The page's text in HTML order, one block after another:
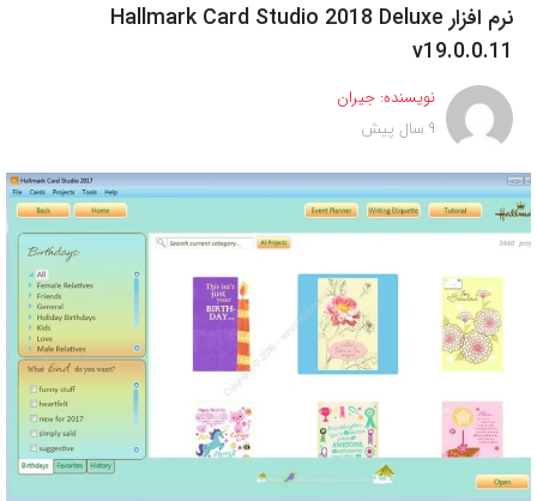
نرم افزار Hallmark Card Studio 2018 Deluxe
v19.0.0.11
نویسنده: جیران
9 سال پیش